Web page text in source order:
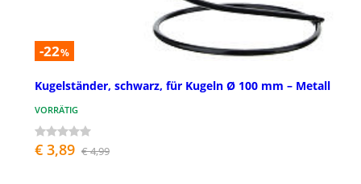
-22%
Kugelständer, schwarz, für Kugeln Ø 100 mm – Metall
VORRÄTIG
€ 3,89 € 4,99